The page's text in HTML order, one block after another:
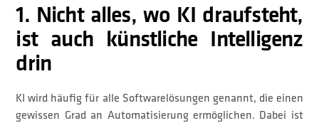
1. Nicht alles, wo KI draufsteht,
ist auch künstliche Intelligenz
drin
KI wird häufig für alle Softwarelösungen genannt, die einen
gewissen Grad an Automatisierung ermöglichen. Dabei ist